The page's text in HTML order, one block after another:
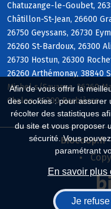
Afin de vous offrir la
des cookies : pour assurer
récolter des statistiques
du site et vous proposer
sécurité. Vous
paramétrant
En savoir plus
Je refuse
Chatuzange-le-Goubet,
Châtillon-St-Jean, 26600
26750 Geyssans, 26730
26260 St-Bardoux, 26300
26730 Hostun, 26300
26260 Arthémonay, 38840
Michel s/Savasse, 26260
Chalon, 26300 Barbières
Biocoop.fr